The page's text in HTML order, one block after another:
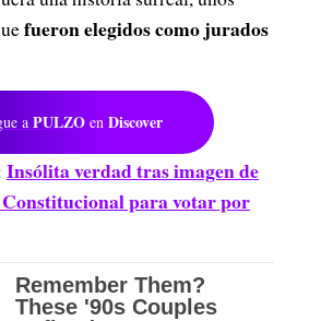
fueron elegidos como jurados
a PULZO en Discover
Insólita verdad tras imagen de
para votar por